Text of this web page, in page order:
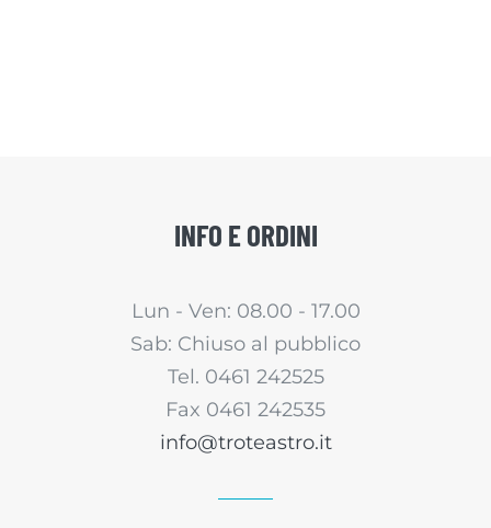
INFO E ORDINI
Lun - Ven: 08.00 - 17.00
Sab: Chiuso al pubblico
Tel. 0461 242525
Fax 0461 242535
info@troteastro.it